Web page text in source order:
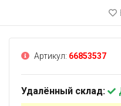
Артикул: 66853537
Удалённый склад: